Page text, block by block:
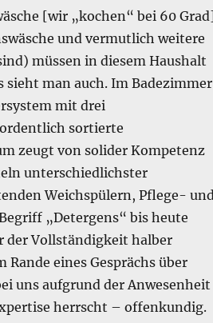
[wir „kochen“ bei 60
und vermutlich weitere
müssen in diesem Haushalt
sieht man auch. Im Badezimmer
mit drei
sortierte
zeugt von solider Kompetenz
unterschiedlichster
Weichspülern, Pflege-
„Detergens“ bis heute
der Vollständigkeit halber
eines Gesprächs über
uns aufgrund der Anwesenheit
herrscht – offenkundig.